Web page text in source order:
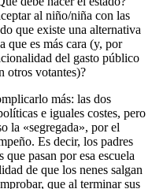
al niño/niña con las
que existe una alternativa
que es más cara (y, por
del gasto público
otros votantes)?
más: las dos
e iguales costes, pero
la «segregada», por el
Es decir, los padres
pasan por esa escuela
de que los nenes salgan
que al terminar sus